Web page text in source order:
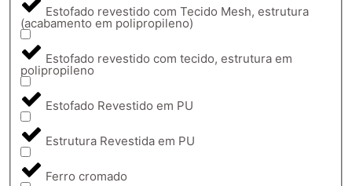
Estofado revestido com Tecido Mesh, estrutura
(acabamento em polipropileno)
Estofado revestido com tecido, estrutura em
polipropileno
Estofado Revestido em PU
Estrutura Revestida em PU
Ferro cromado